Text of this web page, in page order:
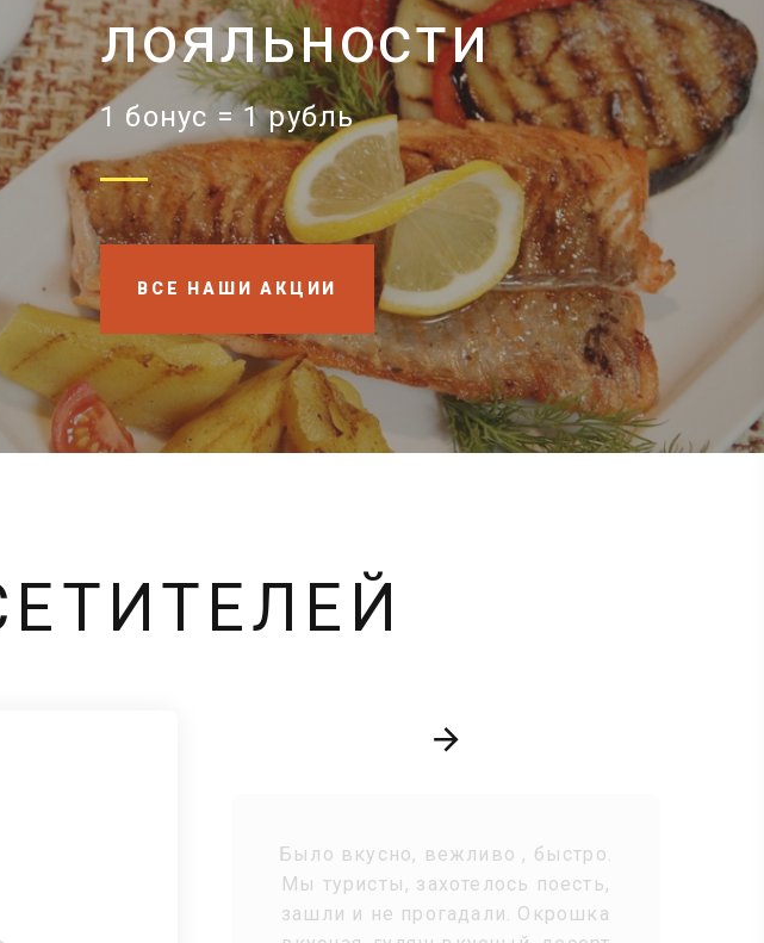
лояльности
1 бонус = 1 рубль
ВСЕ НАШИ АКЦИИ
Было вкусно, вежливо , быстро.
Мы туристы, захотелось поесть,
зашли и не прогадали. Окрошка